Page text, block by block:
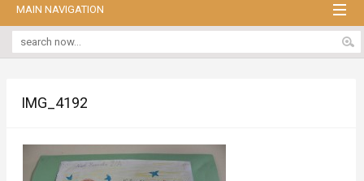
MAIN NAVIGATION
IMG_4192